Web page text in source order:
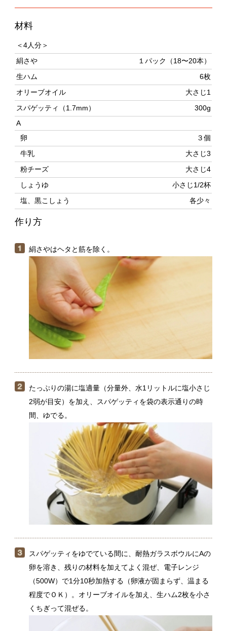
絹さや
オリーブオイル
スパゲッティ（1.7mm）
300g
A
卵
牛乳 大さじ3
粉チーズ 大さじ4
しょうゆ 小さじ1/2杯
作り方
絹さやはヘタと筋を除く。
たっぷりの湯に塩適量（分量外、水1リットルに塩小さじ
2弱が目安）を加え、スパゲッティを袋の表示通りの時
間、ゆでる。
スパゲッティをゆでている間に、耐熱ガラスボウルにAの
卵を溶き、残りの材料を加えてよく混ぜ、電子レンジ
（500W）で1分10秒加熱する（卵液が固まらず、温まる
程度でＯＫ）。オリーブオイルを加え、生ハム2枚を小さ
くちぎって混ぜる。
（２）のゆであがり１分前に、（１）の絹さやを投入